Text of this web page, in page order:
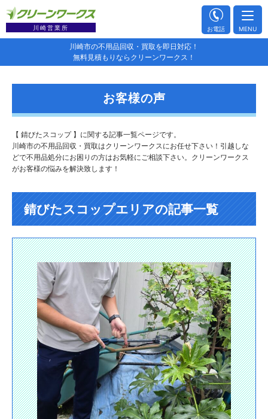
川崎市の不用品回収・買取を即日対応！
無料見積もりならクリーンワークス！
川崎営業所 お電話 MENU
お客様の声
【 錆びたスコップ 】に関する記事一覧ページです。
川崎市の不用品回収・買取はクリーンワークスにお任せ下さい！引越しな
どで不用品処分にお困りの方はお気軽にご相談下さい。クリーンワークス
がお客様の悩みを解決致します！
錆びたスコップエリアの記事一覧